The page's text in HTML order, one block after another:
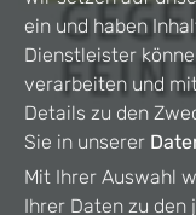
ein und haben
Dienstleister
verarbeiten und
Details zu den
Sie in unserer
Mit Ihrer Auswahl
Ihrer Daten zu den